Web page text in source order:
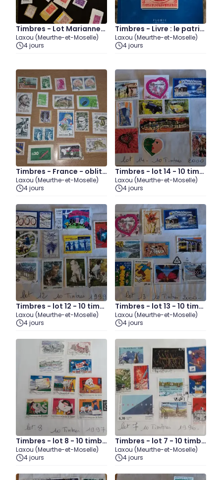
Timbres - Lot Mariannes
oblitérées
Laxou (Meurthe-et-Moselle)
4 jours
Timbres - Livre : le patri
moine du timbre poste g
r
Laxou (Meurthe-et-Moselle)
4 jours
Timbres - France - oblité
rés lot 1 (3 juillet)
Laxou (Meurthe-et-Moselle)
4 jours
Timbres - lot 14 - 10 timb
res 2000
Laxou (Meurthe-et-Moselle)
4 jours
Timbres - lot 12 - 10 timb
res 1999
Laxou (Meurthe-et-Moselle)
4 jours
Timbres - lot 13 - 10 timb
res 2000
Laxou (Meurthe-et-Moselle)
4 jours
Timbres - lot 8 - 10 timbr
es 1997
Laxou (Meurthe-et-Moselle)
4 jours
Timbres - lot 7 - 10 timbr
es 1996
Laxou (Meurthe-et-Moselle)
4 jours